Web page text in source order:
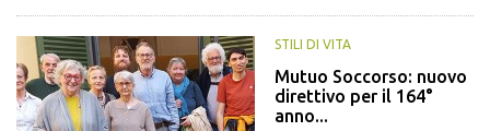
STILI DI VITA
Mutuo Soccorso: nuovo
direttivo per il 164°
anno...